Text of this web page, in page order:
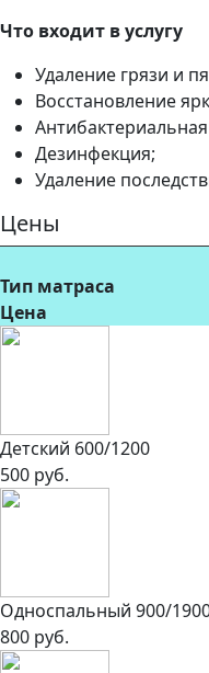
Что входит в услугу
Удаление грязи и
Восстановление
Дезинфекция;
Удаление
Цены
Тип матраса
Цена
Детский 600/1200
500 руб.
Односпальный 900/
800 руб.